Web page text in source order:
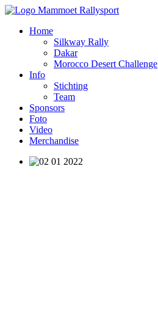
Home
Silkway Rally
Dakar
Morocco Desert Challenge
Info
Stichting
Team
Sponsors
Foto
Video
Merchandise